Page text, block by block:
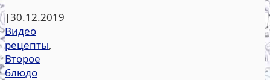
|30.12.2019
Видео
рецепты,
Второе
блюдо